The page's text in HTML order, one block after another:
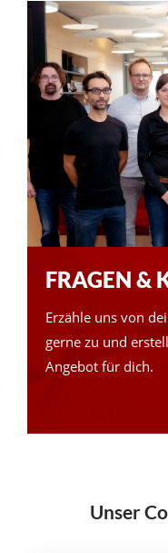
FRAGEN &
Erzähle uns von
gerne zu und
Angebot für dich.
Kontakt
Unser